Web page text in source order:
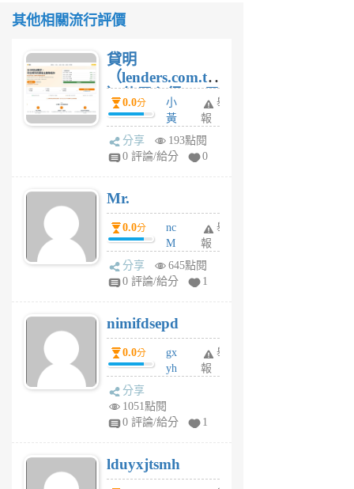
其他相關流行評價
貸明
（lenders.com.tw
）使用心得 — 民
間貸款比較平台
體驗
0.0分
小
黃
蜂
1
舉
報
分享
193點閱
0 評論/給分
0
Mr.
0.0分
nc
M
U
F
U
5
個
月
舉
報
分享
645點閱
0 評論/給分
1
nimifdsepd
0.0分
gx
yh
jl
月
前
舉
報
分享
1051點閱
0 評論/給分
1
lduyxjtsmh